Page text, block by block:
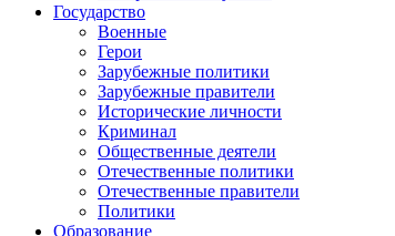
Государство
Военные
Герои
Зарубежные политики
Зарубежные правители
Исторические личности
Криминал
Общественные деятели
Отечественные политики
Отечественные правители
Политики
Образование